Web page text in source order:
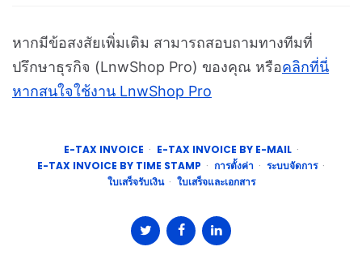
หากมีข้อสงสัยเพิ่มเติม สามารถสอบถามทางทีมที่
ปรึกษาธุรกิจ (LnwShop Pro) ของคุณ หรือคลิกที่นี่
หากสนใจใช้งาน LnwShop Pro
E-TAX INVOICE
E-TAX INVOICE BY E-MAIL
E-TAX INVOICE BY TIME STAMP
การตั้งค่า
ระบบจัดการ
ใบเสร็จรับเงิน
ใบเสร็จและเอกสาร